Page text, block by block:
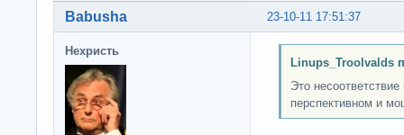
23-10-11 17:51:37
Babusha
Нехристь
Linups_Troolvalds
Это
перспективном и